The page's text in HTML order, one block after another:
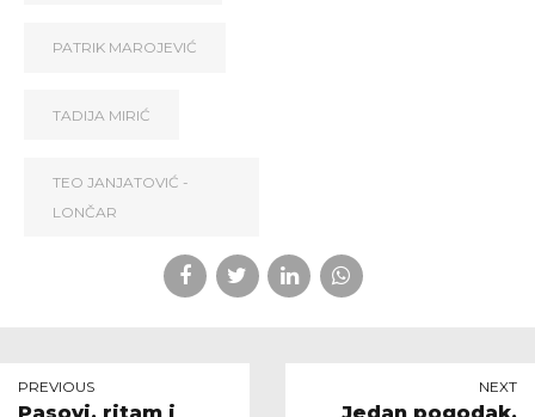
PATRIK MAROJEVIĆ
TADIJA MIRIĆ
TEO JANJATOVIĆ -
LONČAR
PREVIOUS NEXT